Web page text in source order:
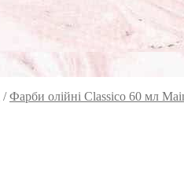
/Фарби олійні Classico 60 мл